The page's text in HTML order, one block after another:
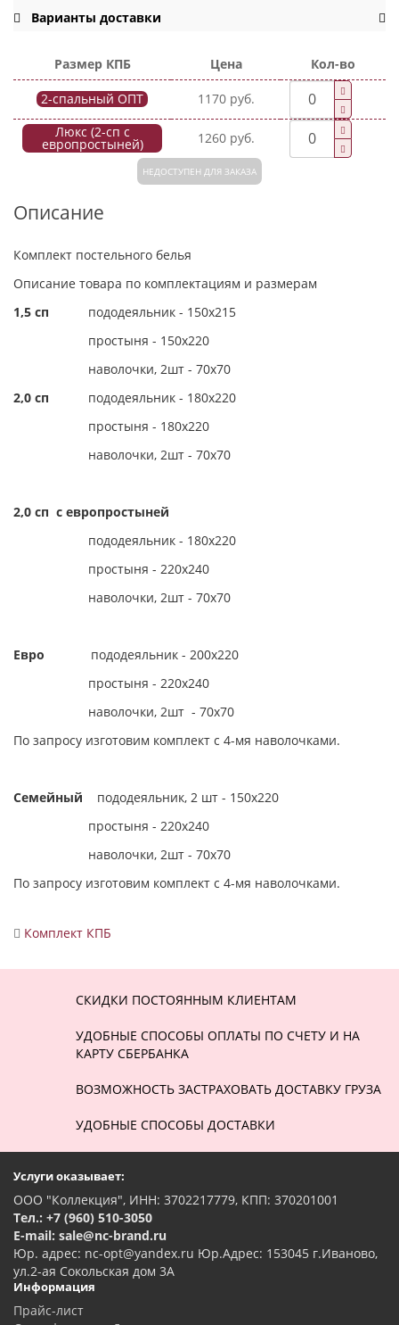
Варианты доставки
Размер КПБ Цена Кол-во
2-спальный ОПТ
1170 руб.
Люкс (2-сп с
европростыней) 1260 руб.
НЕДОСТУПЕН ДЛЯ ЗАКАЗА
Описание
Комплект постельного белья
Описание товара по комплектациям и размерам
1,5 сп
пододеяльник - 150х215
простыня - 150х220
наволочки, 2шт - 70х70
2,0 сп пододеяльник - 180х220
простыня - 180х220
наволочки, 2шт - 70х70
2,0 сп с европростыней
пододеяльник - 180х220
простыня - 220х240
наволочки, 2шт - 70х70
Евро пододеяльник - 200х220
простыня - 220х240
наволочки, 2шт - 70х70
По запросу изготовим комплект с 4-мя наволочками.
Семейный пододеяльник, 2 шт - 150х220
простыня - 220х240
наволочки, 2шт - 70х70
По запросу изготовим комплект с 4-мя наволочками.
Комплект КПБ
СКИДКИ ПОСТОЯННЫМ КЛИЕНТАМ
УДОБНЫЕ СПОСОБЫ ОПЛАТЫ ПО СЧЕТУ И НА
КАРТУ СБЕРБАНКА
ВОЗМОЖНОСТЬ ЗАСТРАХОВАТЬ ДОСТАВКУ ГРУЗА
УДОБНЫЕ СПОСОБЫ ДОСТАВКИ
Услуги оказывает:
ООО "Коллекция", ИНН: 3702217779, КПП: 370201001
Тел.: +7 (960) 510-3050
E-mail: sale@nc-brand.ru
Юр. адрес: nc-opt@yandex.ru Юр.Адрес: 153045 г.Иваново,
ул.2-ая Сокольская дом 3А
Информация
Прайс-лист